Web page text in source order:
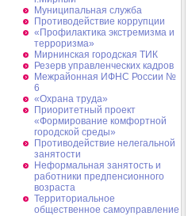
Муниципальная cлужба
Противодействие коррупции
«Профилактика экстремизма и
терроризма»
Мирнинская городская ТИК
Резерв управленческих кадров
Межрайонная ИФНС России №
6
«Охрана труда»
Приоритетный проект
«Формирование комфортной
городской среды»
Противодействие нелегальной
занятости
Неформальная занятость и
работники предпенсионного
возраста
Территориальное
общественное самоуправление